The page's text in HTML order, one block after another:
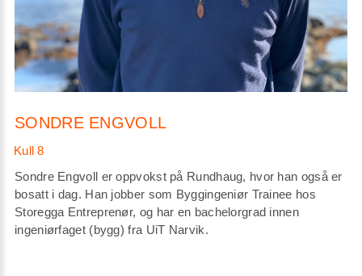
SONDRE ENGVOLL
Sondre Engvoll er oppvokst på Rundhaug, hvor han også er
bosatt i dag. Han jobber som Byggingeniør Trainee hos
Storegga Entreprenør, og har en bachelorgrad innen
ingeniørfaget (bygg) fra UiT Narvik.